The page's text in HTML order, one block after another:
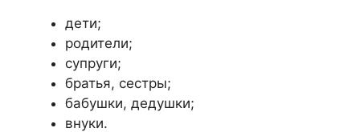
дети;
родители;
супруги;
братья, сестры;
бабушки, дедушки;
внуки.